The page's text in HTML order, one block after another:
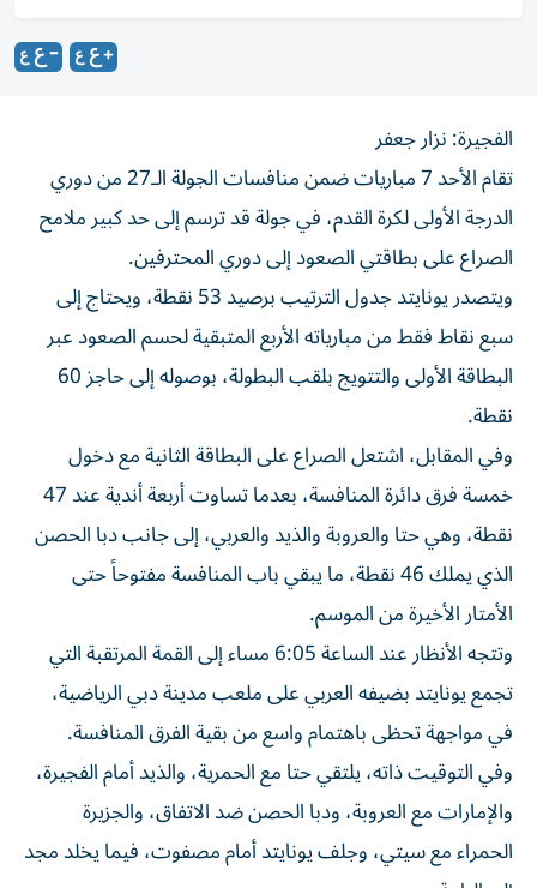
الفجيرة: نزار جعفر
تقام الأحد 7 مباريات ضمن منافسات الجولة الـ27 من دوري
الدرجة الأولى لكرة القدم، في جولة قد ترسم إلى حد كبير ملامح
الصراع على بطاقتي الصعود إلى دوري المحترفين.
ويتصدر يونايتد جدول الترتيب برصيد 53 نقطة، ويحتاج إلى
سبع نقاط فقط من مبارياته الأربع المتبقية لحسم الصعود عبر
البطاقة الأولى والتتويج بلقب البطولة، بوصوله إلى حاجز 60
نقطة.
وفي المقابل، اشتعل الصراع على البطاقة الثانية مع دخول
خمسة فرق دائرة المنافسة، بعدما تساوت أربعة أندية عند 47
نقطة، وهي حتا والعروبة والذيد والعربي، إلى جانب دبا الحصن
الذي يملك 46 نقطة، ما يبقي باب المنافسة مفتوحاً حتى
الأمتار الأخيرة من الموسم.
وتتجه الأنظار عند الساعة 6:05 مساء إلى القمة المرتقبة التي
تجمع يونايتد بضيفه العربي على ملعب مدينة دبي الرياضية،
في مواجهة تحظى باهتمام واسع من بقية الفرق المنافسة.
وفي التوقيت ذاته، يلتقي حتا مع الحمرية، والذيد أمام الفجيرة،
والإمارات مع العروبة، ودبا الحصن ضد الاتفاق، والجزيرة
الحمراء مع سيتي، وجلف يونايتد أمام مصفوت، فيما يخلد مجد